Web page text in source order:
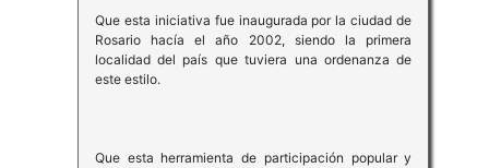
Que esta iniciativa fue inaugurada por la ciudad de
Rosario hacía el año 2002, siendo la primera
localidad del país que tuviera una ordenanza de
este estilo.
Que esta herramienta de participación popular y